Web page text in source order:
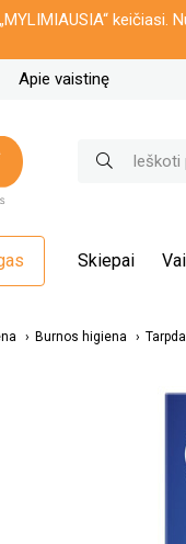
keičiasi.
Apie vaistinę
Skiepai
Burnos higiena